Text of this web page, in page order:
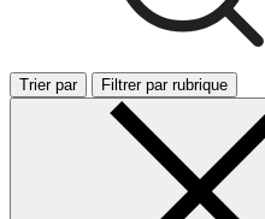
Trier par Filtrer par rubrique